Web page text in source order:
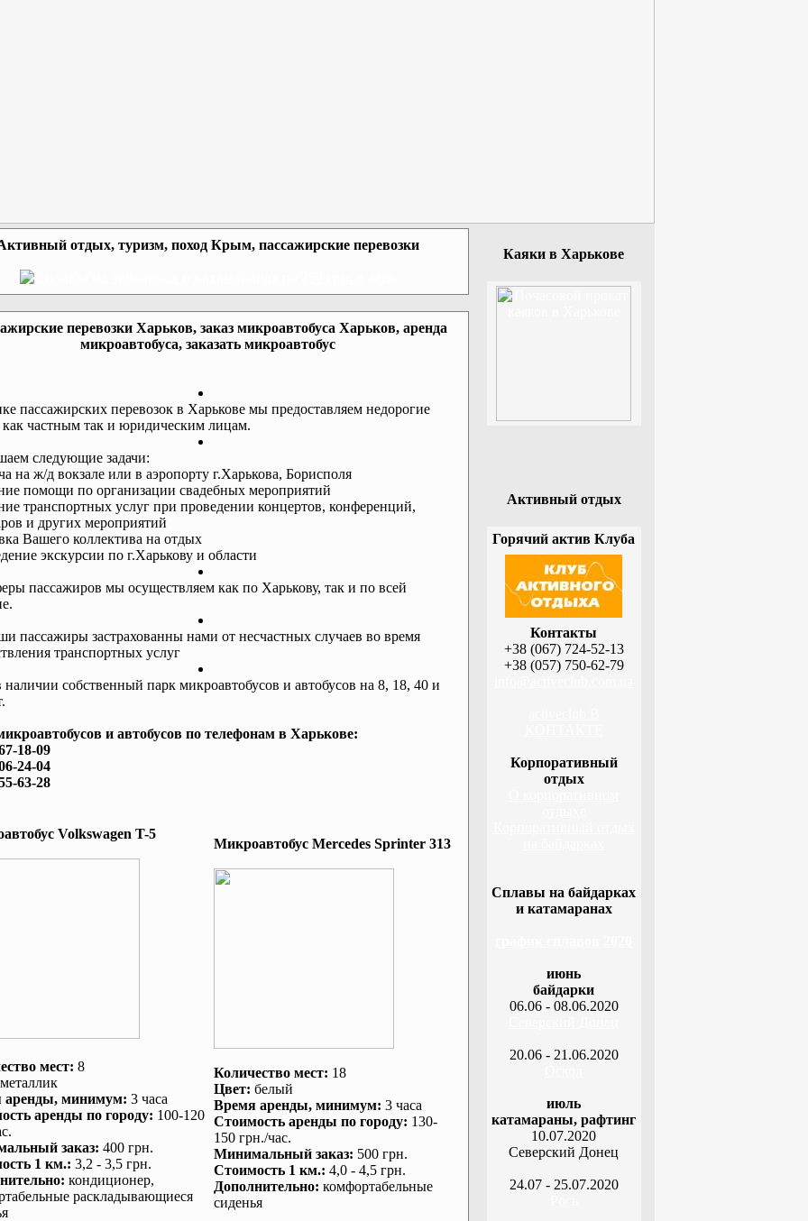
отдых, туризм, поход Крым, пассажирские перевозки
перевозки Харьков, заказ микроавтобуса Харьков, аренда
микроавтобуса, заказать микроавтобус
пассажирских перевозок в Харькове мы предоставляем недорогие
как частным так и юридическим лицам.
следующие задачи:
на ж/д вокзале или в аэропорту г.Харькова, Борисполя
помощи по организации свадебных мероприятий
транспортных услуг при проведении концертов, конференций,
и других мероприятий
Вашего коллектива на отдых
экскурсии по г.Харькову и области
пассажиров мы осуществляем как по Харькову, так и по всей
пассажиры застрахованны нами от несчастных случаев во время
транспортных услуг
наличии собственный парк микроавтобусов и автобусов на 8, 18, 40 и
и автобусов по телефонам в Харькове:
18-09
24-04
63-28
Volkswagen T-5
мест: 8
металлик
аренды, минимум: 3 часа
аренды по городу: 100-120
заказ: 400 грн.
1 км.: 3,2 - 3,5 грн.
: кондиционер,
раскладывающиеся
Микроавтобус Mеrcedes Sprinter 313
Количество мест: 18
Цвет: белый
Время аренды, минимум: 3 часа
Стоимость аренды по городу: 130-
150 грн./час.
Минимальный заказ: 500 грн.
Стоимость 1 км.: 4,0 - 4,5 грн.
Дополнительно: комфортабельные
сиденья
Каяки в Харькове
Активный отдых
Горячий актив Клуба
Контакты
+38 (067) 724-52-13
+38 (057) 750-62-79
Корпоративный
отдых
Сплавы на байдарках
и катамаранах
июнь
байдарки
06.06 - 08.06.2020
20.06 - 21.06.2020
июль
катамараны, рафтинг
10.07.2020
Северский Донец
24.07 - 25.07.2020